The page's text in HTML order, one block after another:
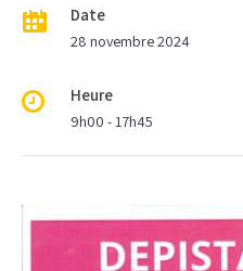
Date
28 novembre 2024
Heure
9h00 - 17h45